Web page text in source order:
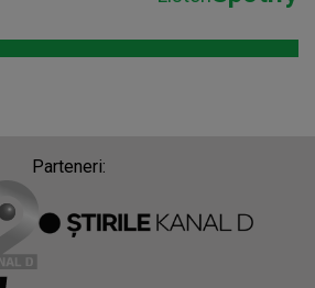
Parteneri: